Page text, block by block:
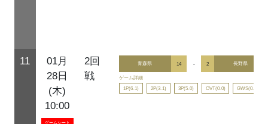
11
01月
28日
(木)
10:00
ゲームシート
2回
戦
青森県 14 - 2 長野県
ゲーム詳細
1P(6-1)
2P(3-1) 3P(5-0) OVT(0-0) GWS(0-0)